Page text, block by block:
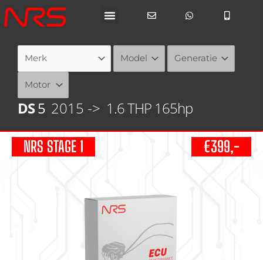
Ga
naar
DS5 2015 -> 1.6 THP 165hp
NRS STAGE 1 €399,-